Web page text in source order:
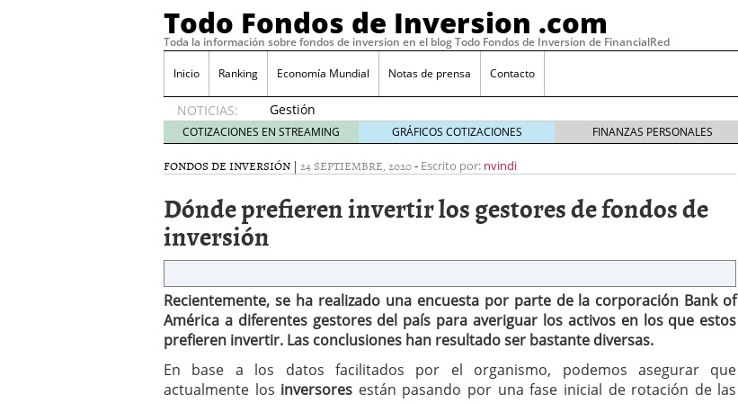
Todo Fondos de Inversion .com
Toda la información sobre fondos de inversion en el blog Todo Fondos de Inversion de FinancialRed
Inicio Ranking Economía Mundial Notas de prensa Contacto
NOTICIAS:
Gestión
pasiva
contra
gestión
España:
el
debate
febrero
28, 2026
Renta variable española: la categoría más rentable de 2025 a la que nadie
quería entrar
febrero 23, 2026
La renta fija domina los fondos en España: por qué los inversores siguen
apostando por la deuda febrero 16, 2026
COTIZACIONES EN STREAMING GRÁFICOS COTIZACIONES FINANZAS PERSONALES
FONDOS DE INVERSIÓN | 24 SEPTIEMBRE, 2020- Escrito por: nvindi
Dónde prefieren invertir los gestores de fondos de
inversión
Recientemente, se ha realizado una encuesta por parte de la corporación Bank of
América a diferentes gestores del país para averiguar los activos en los que estos
prefieren invertir. Las conclusiones han resultado ser bastante diversas.
En base a los datos facilitados por el organismo, podemos asegurar que
actualmente los inversores están pasando por una fase inicial de rotación de las